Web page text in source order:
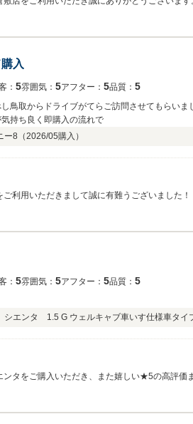
入
： 5雰囲気： 5アフター： 5品質： 5
鳥取からドライブがてらご訪問させてもらい
持ち良く即購入の流れで
8（2026/05購入）
： 5雰囲気： 5アフター： 5品質： 5
エンタ 1.5 G ウェルキャブ車いす仕様車タイ
だき、また嬉しい★5の高評価まで頂戴し誠にありがとうございます